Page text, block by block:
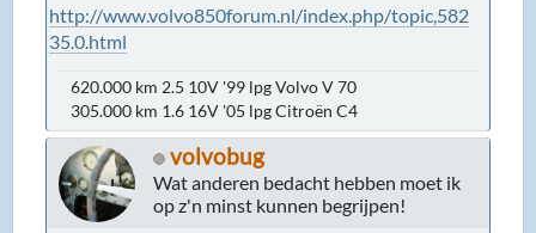
http://www.volvo850forum.nl/index.php/topic,582
35.0.html
620.000 km 2.5 10V '99 lpg Volvo V 70
305.000 km 1.6 16V '05 lpg Citroën C4
volvobug
Wat anderen bedacht hebben moet ik
op z'n minst kunnen begrijpen!